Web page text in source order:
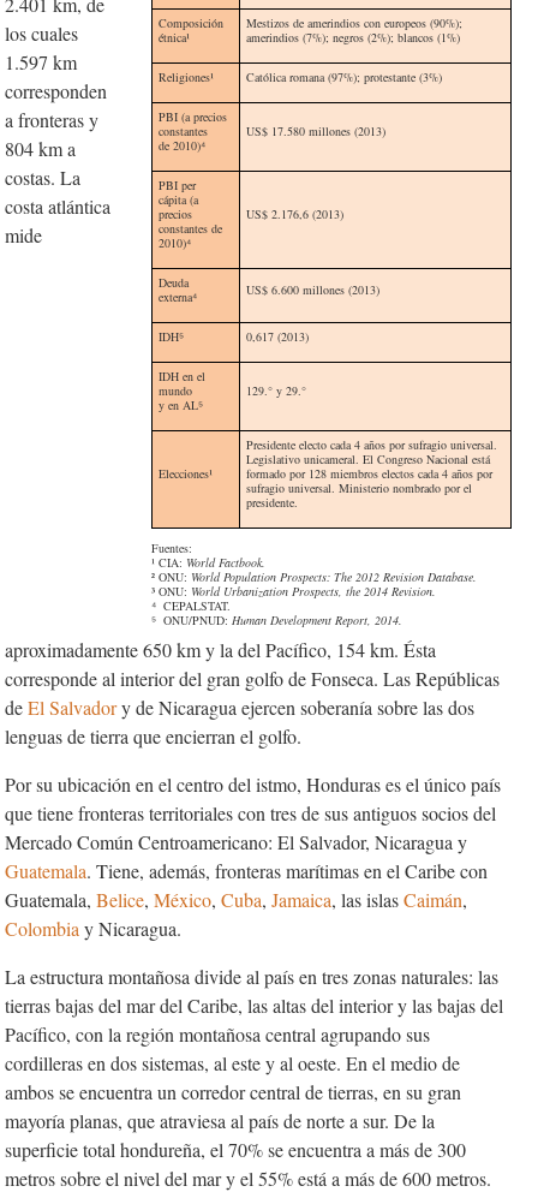
Composición
étnica¹
Mestizos de amerindios con europeos (90%);
amerindios (7%); negros (2%); blancos (1%)
Religiones¹ Católica romana (97%); protestante (3%)
PBI (a precios
constantes
de 2010)⁴
US$ 17.580 millones (2013)
PBI per
cápita (a
precios
constantes de
2010)⁴
US$ 2.176,6 (2013)
Deuda
externa⁴
US$ 6.600 millones (2013)
IDH⁵ 0,617 (2013)
IDH en el
mundo
y en AL⁵
129.° y 29.°
Elecciones¹
Presidente electo cada 4 años por sufragio universal.
Legislativo unicameral. El Congreso Nacional está
formado por 128 miembros electos cada 4 años por
sufragio universal. Ministerio nombrado por el
presidente.
Fuentes:
¹ CIA: World Factbook.
² ONU: World Population Prospects: The 2012 Revision Database.
³ ONU: World Urbanization Prospects, the 2014 Revision.
⁴ CEPALSTAT.
⁵ ONU/PNUD: Human Development Report, 2014.
los cuales
1.597 km
corresponden
a fronteras y
804 km a
costas. La
costa atlántica
mide
aproximadamente 650 km y la del Pacífico, 154 km. Ésta
corresponde al interior del gran golfo de Fonseca. Las Repúblicas
deEl Salvadory de Nicaragua ejercen soberanía sobre las dos
lenguas de tierra que encierran el golfo.
Por su ubicación en el centro del istmo, Honduras es el único país
que tiene fronteras territoriales con tres de sus antiguos socios del
Mercado Común Centroamericano: El Salvador, Nicaragua y
Guatemala. Tiene, además, fronteras marítimas en el Caribe con
Guatemala, Belice, México, Cuba, Jamaica, las islasCaimán,
Colombia y Nicaragua.
La estructura montañosa divide al país en tres zonas naturales: las
tierras bajas del mar del Caribe, las altas del interior y las bajas del
Pacífico, con la región montañosa central agrupando sus
cordilleras en dos sistemas, al este y al oeste. En el medio de
ambos se encuentra un corredor central de tierras, en su gran
mayoría planas, que atraviesa al país de norte a sur. De la
superficie total hondureña, el 70% se encuentra a más de 300
metros sobre el nivel del mar y el 55% está a más de 600 metros.